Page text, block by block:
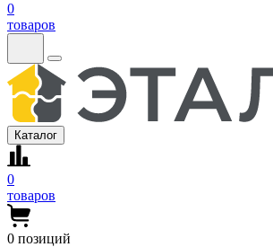
0
товаров
Каталог
0
товаров
0 позиций